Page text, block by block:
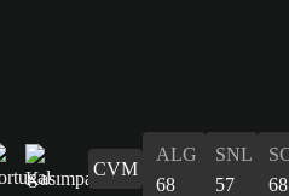
CVM
ALG
68
SNL
57
68